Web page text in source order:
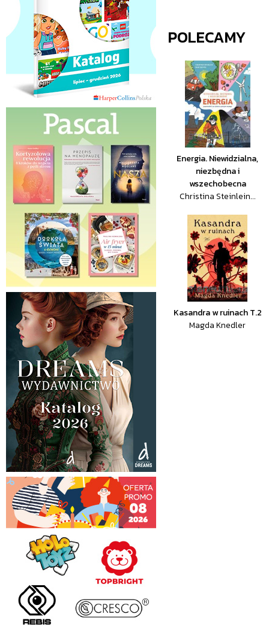
POLECAMY
Energia. Niewidzialna,
niezbędna i
wszechobecna
Christina Steinlein...
Kasandra w ruinach T.2
Magda Knedler